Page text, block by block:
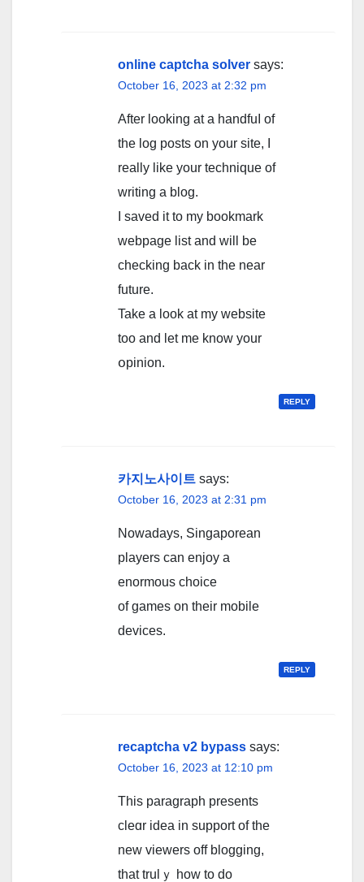
online captcha solver says:
October 16, 2023 at 2:32 pm
After looking at a handfuⅼ of
the log posts on your site, I
really like your technique of
writing a blog.
I saved it to my bookmark
webpage list and will be
checking back in the near
future.
Take a look at my website
too and let me know your
օpinion.
REPLY
카지노사이트 says:
October 16, 2023 at 2:31 pm
Nowadays, Singaporean
players can enjoy a
enormous choice
of games on their mobile
devices.
REPLY
recaptcha v2 bypass says:
October 16, 2023 at 12:10 pm
Tһis paragraph рresents
clеɑr idea in support of tһe
new viewers off blogging,
tһat trulｙ һow to do